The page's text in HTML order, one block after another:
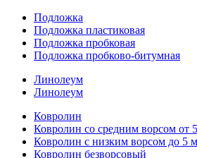
Подложка
Подложка пластиковая
Подложка пробковая
Подложка пробково-битумная
Линолеум
Линолеум
Ковролин
Ковролин со средним ворсом от
Ковролин с низким ворсом до 5
Ковролин безворсовый